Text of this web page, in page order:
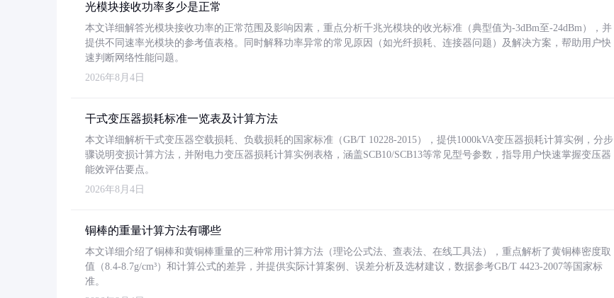
光模块接收功率多少是正常
本文详细解答光模块接收功率的正常范围及影响因素，重点分析千兆光模块的收光标准（典型值为-3dBm至-24dBm），并
提供不同速率光模块的参考值表格。同时解释功率异常的常见原因（如光纤损耗、连接器问题）及解决方案，帮助用户快
速判断网络性能问题。
2026年8月4日
干式变压器损耗标准一览表及计算方法
本文详细解析干式变压器空载损耗、负载损耗的国家标准（GB/T 10228-2015），提供1000kVA变压器损耗计算实例，分步
骤说明变损计算方法，并附电力变压器损耗计算实例表格，涵盖SCB10/SCB13等常见型号参数，指导用户快速掌握变压器
能效评估要点。
2026年8月4日
铜棒的重量计算方法有哪些
本文详细介绍了铜棒和黄铜棒重量的三种常用计算方法（理论公式法、查表法、在线工具法），重点解析了黄铜棒密度取
值（8.4-8.7g/cm³）和计算公式的差异，并提供实际计算案例、误差分析及选材建议，数据参考GB/T 4423-2007等国家标
准。